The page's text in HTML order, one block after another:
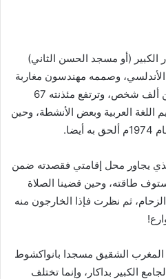
داكار الكبير (أو مسجد الحسن الثاني)
وصممه مهندسون مغاربة
وفرنسيون. يتسع المسجد لثلاثين ألف شخص، وترتفع مئذنته 67
اللغة العربية وبعض الأنشطة، وحين
يجاور محل إقامتي فقصدته ضمن
طاقته، وحين قضينا الصلاة
ثم نظرت فإذا الخارجون منه
القرن 20م أقام المغرب الشقيق مسجدا بانواكشوط
الكبير بداكار، وإنما تختلف